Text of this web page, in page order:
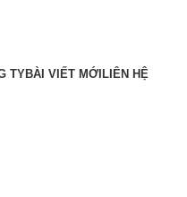
TYBÀI VIẾT MỚI LIÊN HỆ